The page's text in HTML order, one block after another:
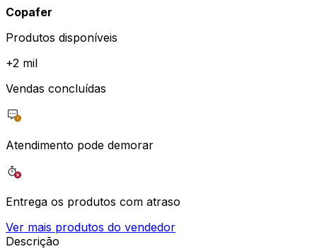
Copafer
Produtos disponíveis
+2 mil
Vendas concluídas
Atendimento pode demorar
Entrega os produtos com atraso
Ver mais produtos do vendedor
Descrição